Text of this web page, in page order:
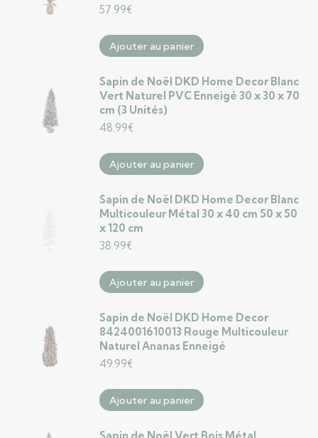
57.99€
Ajouter au panier
Sapin de Noël DKD Home Decor Blanc
Vert Naturel PVC Enneigé 30 x 30 x 70
cm (3 Unités)
48.99€
Ajouter au panier
Sapin de Noël DKD Home Decor Blanc
Multicouleur Métal 30 x 40 cm 50 x 50
x 120 cm
38.99€
Ajouter au panier
Sapin de Noël DKD Home Decor
8424001610013 Rouge Multicouleur
Naturel Ananas Enneigé
49.99€
Ajouter au panier